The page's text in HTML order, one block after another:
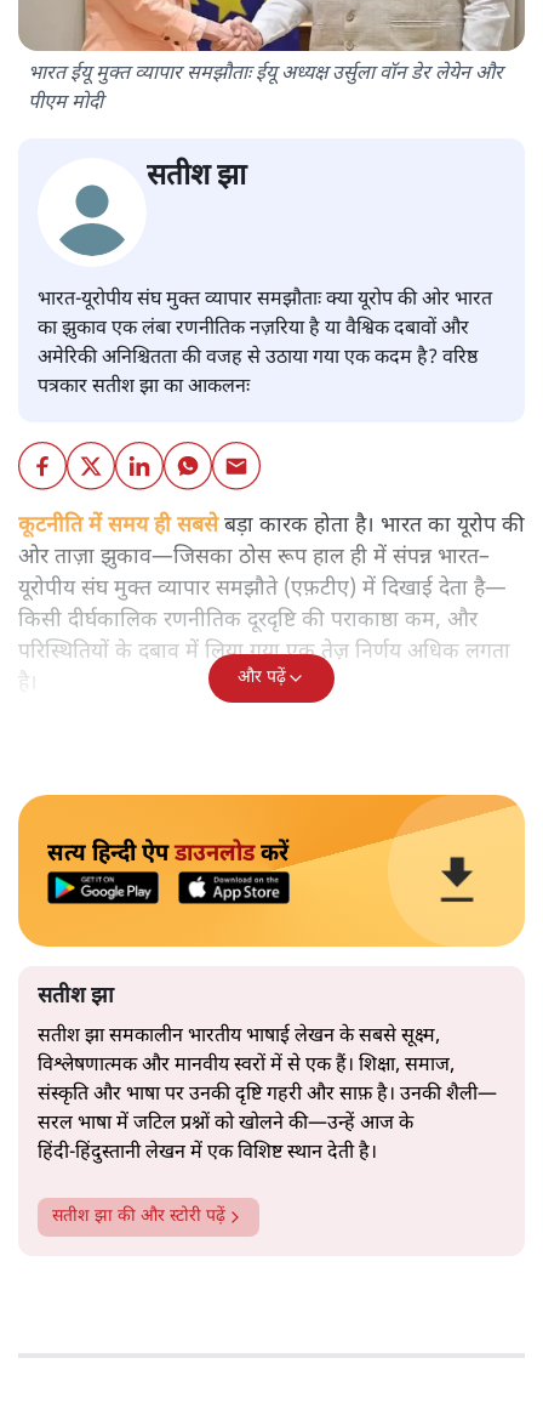
भारत ईयू मुक्त व्यापार समझौताः ईयू अध्यक्ष उर्सुला वॉन डेर लेयेन और
पीएम मोदी
सतीश झा
भारत-यूरोपीय संघ मुक्त व्यापार समझौताः क्या यूरोप की ओर भारत
का झुकाव एक लंबा रणनीतिक नज़रिया है या वैश्विक दबावों और
अमेरिकी अनिश्चितता की वजह से उठाया गया एक कदम है? वरिष्ठ
पत्रकार सतीश झा का आकलनः
कूटनीति में समय ही सबसेबड़ा कारक होता है। भारत का यूरोप की
ओर ताज़ा झुकाव—जिसका ठोस रूप हाल ही में संपन्न भारत–
यूरोपीय संघ मुक्त व्यापार समझौते (एफ़टीए) में दिखाई देता है—
किसी दीर्घकालिक रणनीतिक दूरदृष्टि की पराकाष्ठा कम, और
परिस्थितियों के दबाव में लिया गया एक तेज़ निर्णय अधिक लगता
है।
और पढ़ें
सत्य हिन्दी ऐपडाउनलोडकरें
सतीश झा
सतीश झा समकालीन भारतीय भाषाई लेखन के सबसे सूक्ष्म,
विश्लेषणात्मक और मानवीय स्वरों में से एक हैं। शिक्षा, समाज,
संस्कृति और भाषा पर उनकी दृष्टि गहरी और साफ़ है। उनकी शैली—
सरल भाषा में जटिल प्रश्नों को खोलने की—उन्हें आज के
हिंदी‑हिंदुस्तानी लेखन में एक विशिष्ट स्थान देती है।
सतीश झा की और स्टोरी पढ़ें